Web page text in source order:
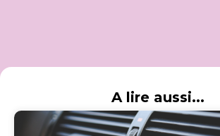
A lire aussi...